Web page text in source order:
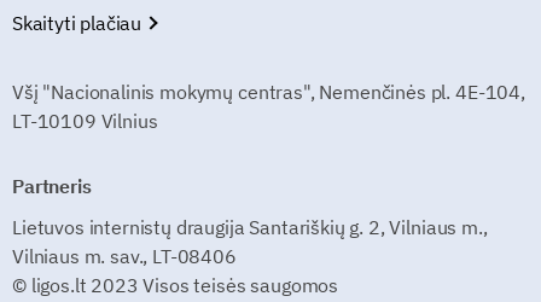
Skaityti plačiau
Všį "Nacionalinis mokymų centras", Nemenčinės pl. 4E-104,
LT-10109 Vilnius
Partneris
Lietuvos internistų draugija Santariškių g. 2, Vilniaus m.,
Vilniaus m. sav., LT-08406
© ligos.lt 2023 Visos teisės saugomos